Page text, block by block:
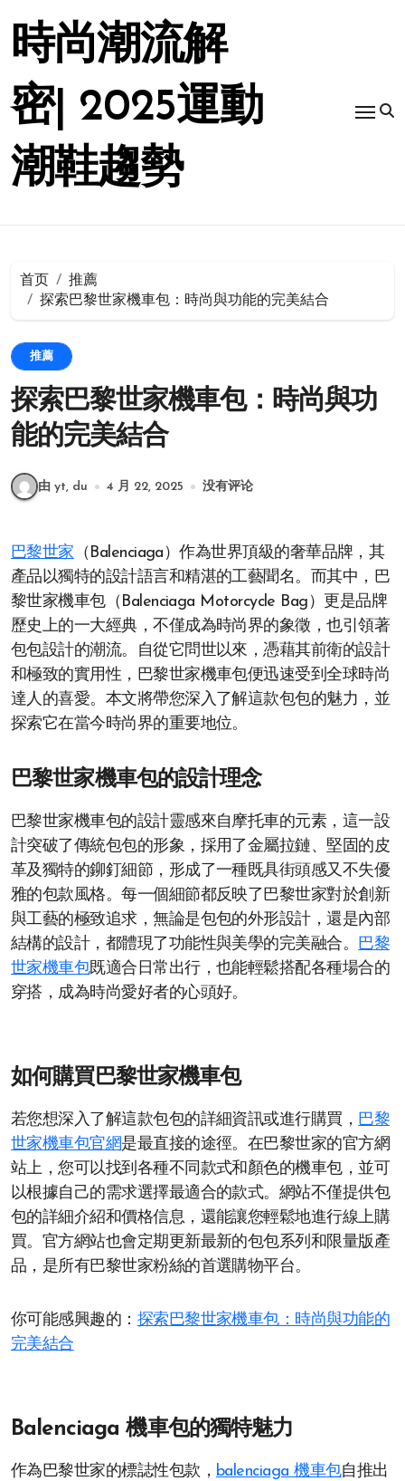
時尚潮流解
密| 2025運動
潮鞋趨勢
首页
推薦
探索巴黎世家機車包：時尚與功能的完美結合
推薦
探索巴黎世家機車包：時尚與功
能的完美結合
由 yt, du 4 月 22, 2025 没有评论
巴黎世家 （Balenciaga）作為世界頂級的奢華品牌，其
產品以獨特的設計語言和精湛的工藝聞名。而其中，巴
黎世家機車包（Balenciaga Motorcycle Bag）更是品牌
歷史上的一大經典，不僅成為時尚界的象徵，也引領著
包包設計的潮流。自從它問世以來，憑藉其前衛的設計
和極致的實用性，巴黎世家機車包便迅速受到全球時尚
達人的喜愛。本文將帶您深入了解這款包包的魅力，並
探索它在當今時尚界的重要地位。
巴黎世家機車包的設計理念
巴黎世家機車包的設計靈感來自摩托車的元素，這一設
計突破了傳統包包的形象，採用了金屬拉鏈、堅固的皮
革及獨特的鉚釘細節，形成了一種既具街頭感又不失優
雅的包款風格。每一個細節都反映了巴黎世家對於創新
與工藝的極致追求，無論是包包的外形設計，還是內部
結構的設計，都體現了功能性與美學的完美融合。 巴黎
世家機車包既適合日常出行，也能輕鬆搭配各種場合的
穿搭，成為時尚愛好者的心頭好。
如何購買巴黎世家機車包
若您想深入了解這款包包的詳細資訊或進行購買， 巴黎
世家機車包官網是最直接的途徑。在巴黎世家的官方網
站上，您可以找到各種不同款式和顏色的機車包，並可
以根據自己的需求選擇最適合的款式。網站不僅提供包
包的詳細介紹和價格信息，還能讓您輕鬆地進行線上購
買。官方網站也會定期更新最新的包包系列和限量版產
品，是所有巴黎世家粉絲的首選購物平台。
你可能感興趣的： 探索巴黎世家機車包：時尚與功能的
完美結合
Balenciaga 機車包的獨特魅力
作為巴黎世家的標誌性包款， balenciaga 機車包自推出